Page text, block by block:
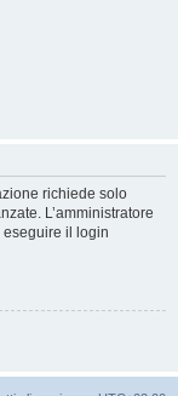
richiede solo
L’amministratore
il login